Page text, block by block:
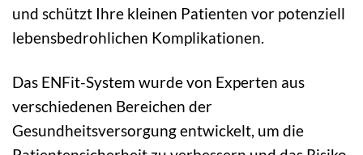
und schützt Ihre kleinen Patienten vor potenziell
lebensbedrohlichen Komplikationen.
Das ENFit-System wurde von Experten aus
verschiedenen Bereichen der
Gesundheitsversorgung entwickelt, um die